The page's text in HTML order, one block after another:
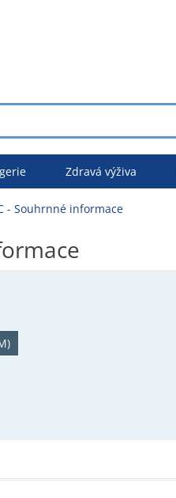
Zdravá výživa
- Souhrnné informace